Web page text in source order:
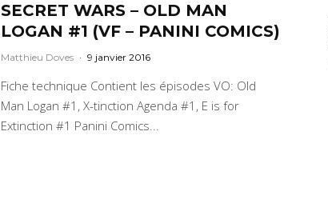
SECRET WARS – OLD MAN
LOGAN #1 (VF – PANINI COMICS)
Matthieu Doves · 9 janvier 2016
Fiche technique Contient les épisodes VO: Old
Man Logan #1, X-tinction Agenda #1, E is for
Extinction #1 Panini Comics...